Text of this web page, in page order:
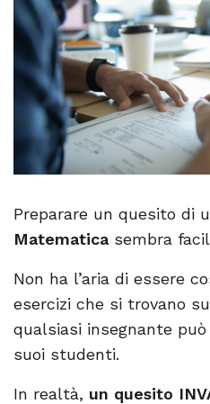
Preparare un quesito di
Matematica sembra
Non ha l’aria di essere
esercizi che si trovano
qualsiasi insegnante
suoi studenti.
In realtà, un quesito